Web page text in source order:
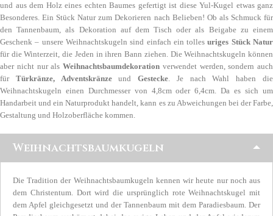
und aus dem Holz eines echten Baumes gefertigt ist diese Yul-Kugel etwas ganz
Besonderes. Ein Stück Natur zum Dekorieren nach Belieben! Ob als Schmuck für
den Tannenbaum, als Dekoration auf dem Tisch oder als Beigabe zu einem
Geschenk – unsere Weihnachtskugeln sind einfach ein tollesuriges Stück Natur
für die Winterzeit, die Jeden in ihren Bann ziehen. Die Weihnachtskugeln können
aber nicht nur als Weihnachtsbaumdekoration verwendet werden, sondern auch
für Türkränze, AdventskränzeundGestecke. Je nach Wahl haben die
Weihnachtskugeln einen Durchmesser von 4,8cm oder 6,4cm. Da es sich um
Handarbeit und ein Naturprodukt handelt, kann es zu Abweichungen bei der Farbe,
Gestaltung und Holzoberfläche kommen.
Weihnachtsbaumkugeln
Die Tradition der Weihnachtsbaumkugeln kennen wir heute nur noch aus
dem Christentum. Dort wird die ursprünglich rote Weihnachtskugel mit
dem Apfel gleichgesetzt und der Tannenbaum mit dem Paradiesbaum. Der